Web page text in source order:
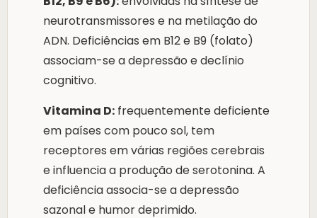
neurotransmissores e na metilação do
ADN. Deficiências em B12 e B9 (folato)
associam-se a depressão e declínio
cognitivo.
Vitamina D: frequentemente deficiente
em países com pouco sol, tem
receptores em várias regiões cerebrais
e influencia a produção de serotonina. A
deficiência associa-se a depressão
sazonal e humor deprimido.